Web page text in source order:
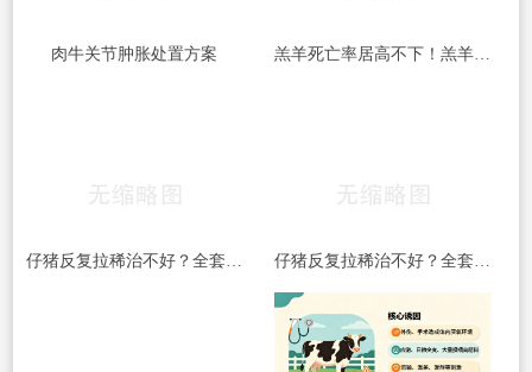
肉牛关节肿胀处置方案 羔羊死亡率居高不下！羔羊常见5大杀手病，早发现、早预防，少伤亡！